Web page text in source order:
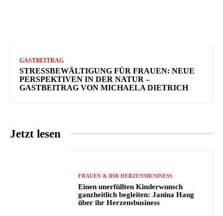
GASTBEITRAG
STRESSBEWÄLTIGUNG FÜR FRAUEN: NEUE
PERSPEKTIVEN IN DER NATUR –
GASTBEITRAG VON MICHAELA DIETRICH
Jetzt lesen
FRAUEN & IHR HERZENSBUSINESS
Einen unerfüllten Kinderwunsch
ganzheitlich begleiten: Janina Haug
über ihr Herzensbusiness